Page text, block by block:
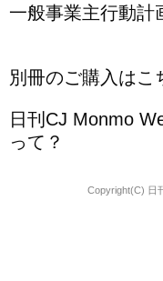
一般事業主行動計
別冊のご購入はこ
日刊CJ Monmo
って？
Copyright(C) 日